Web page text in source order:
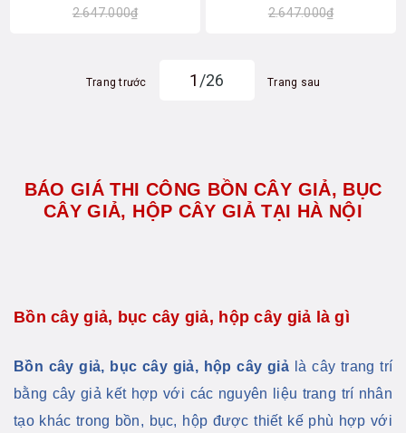
2.647.000₫ 2.647.000₫
Trang trước 1 /26 Trang sau
BÁO GIÁ THI CÔNG BỒN CÂY GIẢ, BỤC
CÂY GIẢ, HỘP CÂY GIẢ TẠI HÀ NỘI
Bồn cây giả, bục cây giả, hộp cây giả là gì
Bồn cây giả, bục cây giả, hộp cây giảlà cây trang trí
bằng cây giả kết hợp với các nguyên liệu trang trí nhân
tạo khác trong bồn, bục, hộp được thiết kế phù hợp với